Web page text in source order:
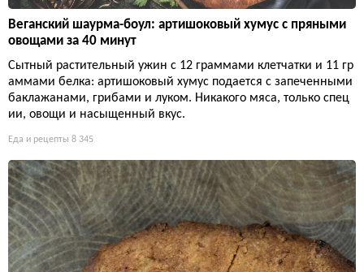
Веганский шаурма-боул: артишоковый хумус с пряными
овощами за 40 минут
Сытный растительный ужин с 12 граммами клетчатки и 11 гр
аммами белка: артишоковый хумус подается с запеченными
баклажанами, грибами и луком. Никакого мяса, только спец
ии, овощи и насыщенный вкус.
Еда и рецепты 8 345